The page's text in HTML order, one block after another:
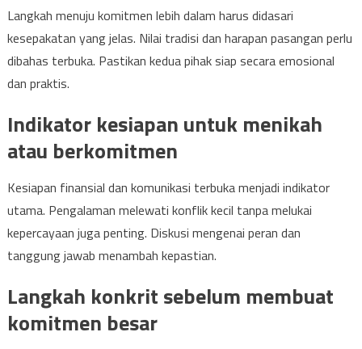
Langkah menuju komitmen lebih dalam harus didasari
kesepakatan yang jelas. Nilai tradisi dan harapan pasangan perlu
dibahas terbuka. Pastikan kedua pihak siap secara emosional
dan praktis.
Indikator kesiapan untuk menikah
atau berkomitmen
Kesiapan finansial dan komunikasi terbuka menjadi indikator
utama. Pengalaman melewati konflik kecil tanpa melukai
kepercayaan juga penting. Diskusi mengenai peran dan
tanggung jawab menambah kepastian.
Langkah konkrit sebelum membuat
komitmen besar